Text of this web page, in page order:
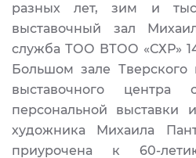
разных лет, зим и
выставочный зал
служба ТОО ВТОО «СХР»
Большом зале Тверского
выставочного центра
персональной выставки
художника Михаила
приурочена к 60-